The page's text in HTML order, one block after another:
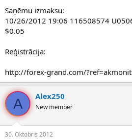
Saņēmu izmaksu:
10/26/2012 19:06 116508574
$0.05
Reģistrācija:
http://forex-grand.com/
A Alex250
New member
30. Oktobris 2012